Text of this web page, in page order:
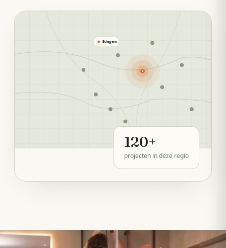
Edegem
120+
projecten in deze regio